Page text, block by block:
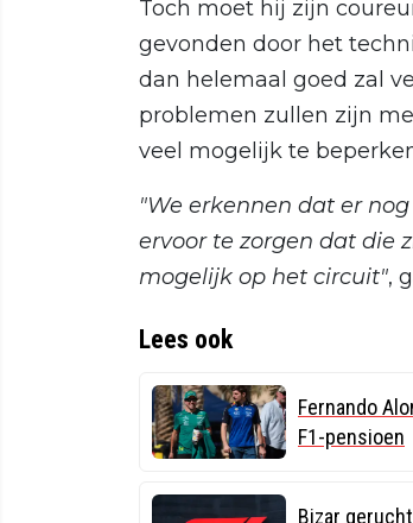
Toch moet hij zijn
gevonden door het
dan helemaal goed zal
problemen zullen zijn
veel mogelijk te
"We erkennen dat er
ervoor te zorgen dat die
mogelijk op het circuit",
Lees ook
Fernando
F1-pensioen
Bizar